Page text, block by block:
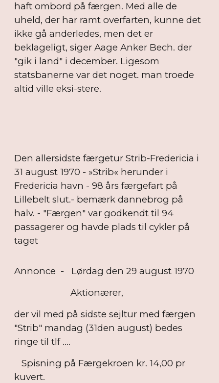
haft ombord på færgen. Med alle de
uheld, der har ramt overfarten, kunne det
ikke gå anderledes, men det er
beklageligt, siger Aage Anker Bech. der
"gik i land" i december. Ligesom
statsbanerne var det noget. man troede
altid ville eksi-stere.
Den allersidste færgetur Strib-Fredericia i
31 august 1970 - »Strib« herunder i
Fredericia havn - 98 års færgefart på
Lillebelt slut.- bemærk dannebrog på
halv. - "Færgen" var godkendt til 94
passagerer og havde plads til cykler på
taget
Annonce - Lørdag den 29 august 1970
Aktionærer,
der vil med på sidste sejltur med færgen
"Strib" mandag (31den august) bedes
ringe til tlf ....
Spisning på Færgekroen kr. 14,00 pr
kuvert.